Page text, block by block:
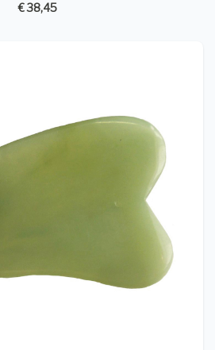
€ 38,45